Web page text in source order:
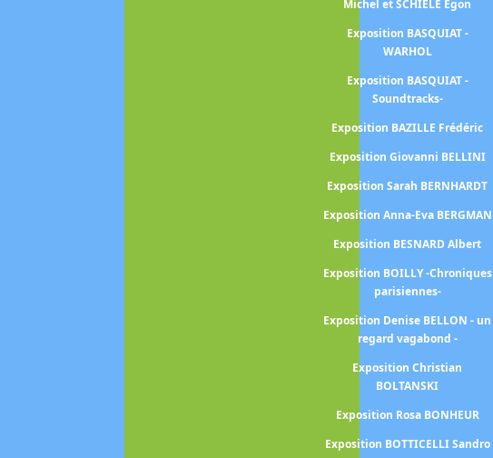
Michel et SCHIELE Egon
Exposition BASQUIAT -
WARHOL
Exposition BASQUIAT -
Soundtracks-
Exposition BAZILLE Frédéric
Exposition Giovanni BELLINI
Exposition Sarah BERNHARDT
Exposition Anna-Eva BERGMAN
Exposition BESNARD Albert
Exposition BOILLY -Chroniques
parisiennes-
Exposition Denise BELLON - un
regard vagabond -
Exposition Christian
BOLTANSKI
Exposition Rosa BONHEUR
Exposition BOTTICELLI Sandro